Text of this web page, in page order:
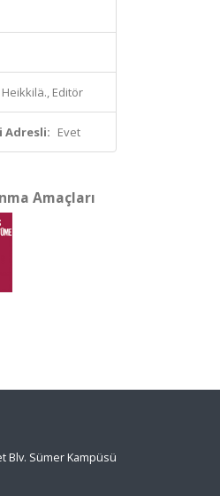
Editör
Adresli: Evet
Amaçları
Blv. Sümer Kampüsü